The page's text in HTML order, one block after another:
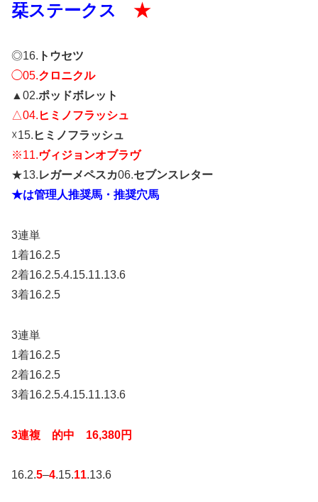
栞ステークス ★
◎16. トウセツ
◯05.クロニクル
▲02.ポッドボレット
△04. ヒミノフラッシュ
☓15. ヒミノフラッシュ
※11.ヴィジョンオブラヴ
★13.レガーメペスカ06.セブンスレター
★は管理人推奨馬・推奨穴馬
3連単
1着16.2.5
2着16.2.5.4.15.11.13.6
3着16.2.5
3連単
1着16.2.5
2着16.2.5
3着16.2.5.4.15.11.13.6
3連複 的中 16,380円
16.2.5–4.15.11.13.6